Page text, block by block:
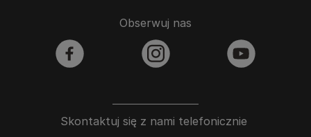
Skontaktuj się z nami telefonicznie
Obserwuj nas
facebook instagram youtube